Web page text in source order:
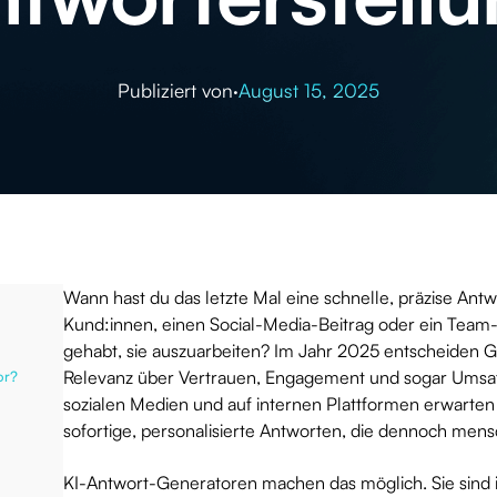
Publiziert von·August 15, 2025
Wann hast du das letzte Mal eine schnelle, präzise
Kund:innen, einen Social-Media-Beitrag oder ein
gehabt, sie auszuarbeiten? Im Jahr 2025 entscheiden
Relevanz über Vertrauen, Engagement und sogar
sozialen Medien und auf internen Plattformen
sofortige, personalisierte Antworten, die dennoch
KI-Antwort-Generatoren machen das möglich. Sie sind